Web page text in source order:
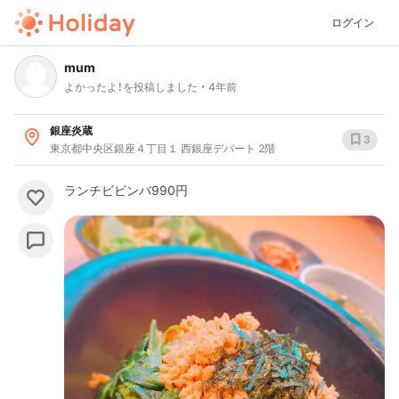
ログイン
mum
よかったよ！を投稿しました 4年前
銀座炎蔵
東京都中央区銀座４丁目１ 西銀座デパート 2階
3
ランチビビンバ990円